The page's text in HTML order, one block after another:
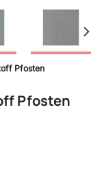
Pfosten
Pfosten